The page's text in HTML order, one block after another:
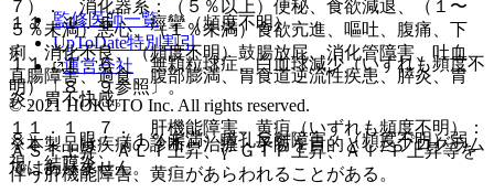
７）． 消化器系：（５％以上）便秘、食欲減退、（１〜
５％未満）悪心、（１％未満）食欲亢進、嘔吐、腹痛、下
痢、消化不良、（頻度不明）鼓腸放屁、消化管障害、吐血、
直腸障害、過食、腹部膨満、胃食道逆流性疾患、膵炎、胃
炎、胃不快感。
８）． 眼：（１％未満）瞳孔反射障害、（頻度不明）弱
視、結膜炎。
１１．１．５． 痙攣（頻度不明）。
１１．１．６． 無顆粒球症、白血球減少（いずれも頻度不
明）〔８．９参照〕。
１１．１．７． 肝機能障害、黄疸（いずれも頻度不明）：
ＡＳＴ上昇、ＡＬＴ上昇、γ−ＧＴＰ上昇、Ａｌ−Ｐ上昇等を
伴う肝機能障害、黄疸があらわれることがある。
監修医師一覧
UpToDate特別割引
運営会社
© 2021 HOKUTO Inc. All rights reserved.
※本製品は疾病の診断・治療・予防を目的としたプログラム
ではありません。